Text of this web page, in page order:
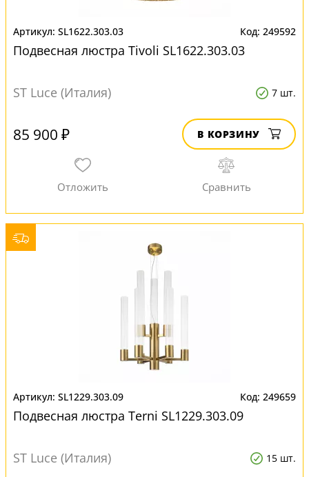
SL1622.303.03 249592
Подвесная люстра Tivoli SL1622.303.03
ST Luce (Италия) 7 шт.
85 900 ₽ В КОРЗИНУ
SL1229.303.09 249659
Подвесная люстра Terni SL1229.303.09
ST Luce (Италия) 15 шт.